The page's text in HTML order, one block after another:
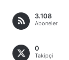
3.108
Aboneler
0
Takipçi